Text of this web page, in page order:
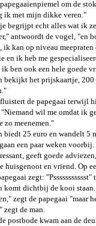
om de
ik met mijn dikke veren."
begrijpt echt alles wat ik
antwoordt de vogel, "en
ik kan op niveau
en ik heb me
ik ben ook een hele goede
bekijkt het prijskaartje,
de papegaai terwijl
wil me omdat ik
zo meenemen."
biedt 25 euro en wandelt 5
een paar weken
geeft goede
huisgenoot en vriend. Op
zegt:
komt dichtbij de kooi
zegt de papegaai "maar
zegt de man.
postbode kwam aan de